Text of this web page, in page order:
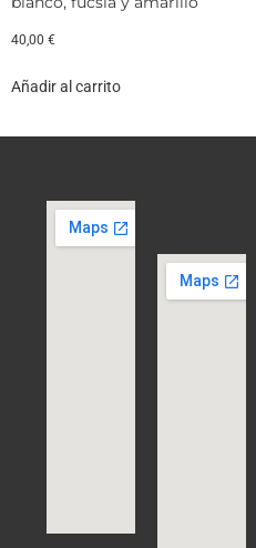
40,00 €
Añadir al carrito